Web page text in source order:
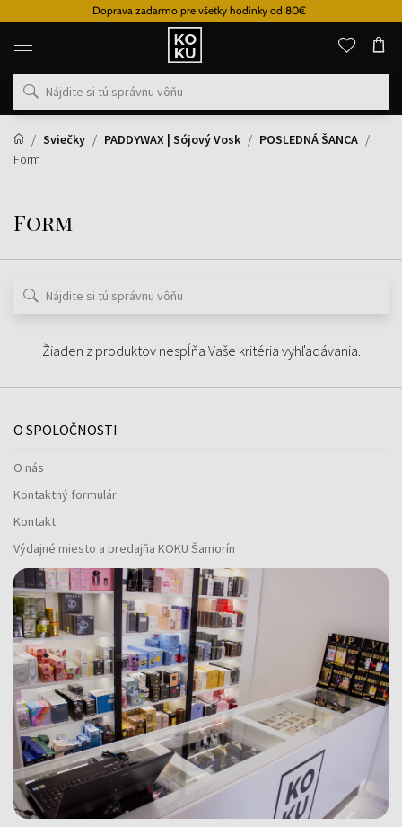
Doprava zadarmo pre všetky hodinky od 80€
Originálne
parfémy
hodinky
na
mieste
Sviečky
PADDYWAX | Sójový Vosk
POSLEDNÁ ŠANCA
Form
Form
Žiaden z produktov nespĺňa Vaše kritéria vyhľadávania.
O SPOLOČNOSTI
O nás
Kontaktný formulár
Kontakt
Výdajné miesto a predajňa KOKU Šamorín